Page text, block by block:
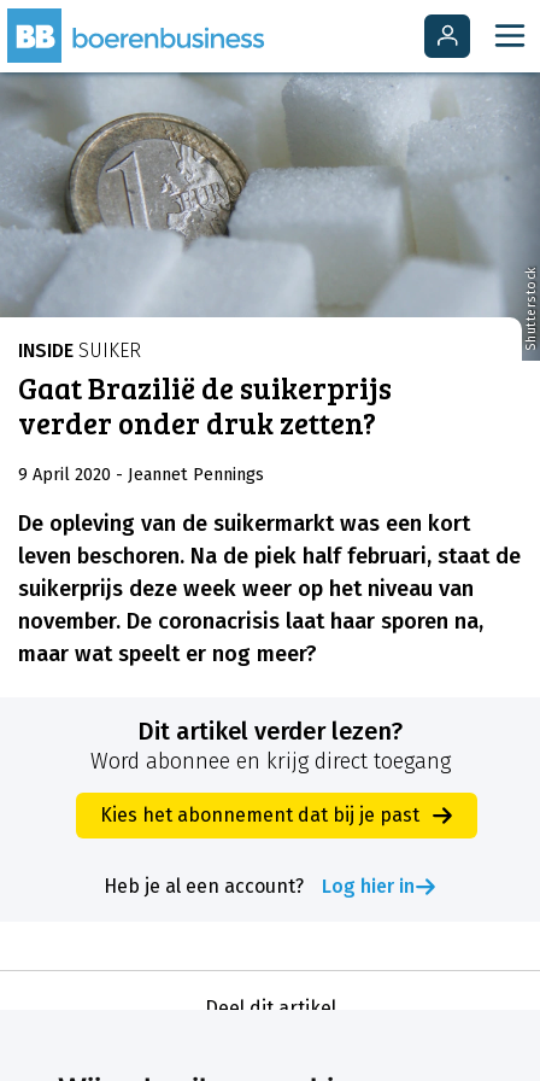
Shutterstock
INSIDE SUIKER
Gaat Brazilië de suikerprijs
verder onder druk zetten?
9 April 2020 - Jeannet Pennings
De opleving van de suikermarkt was een kort
leven beschoren. Na de piek half februari, staat de
suikerprijs deze week weer op het niveau van
november. De coronacrisis laat haar sporen na,
maar wat speelt er nog meer?
Dit artikel verder lezen?
Word abonnee en krijg direct toegang
Kies het abonnement dat bij je past
Heb je al een account? Log hier in
Deel dit artikel